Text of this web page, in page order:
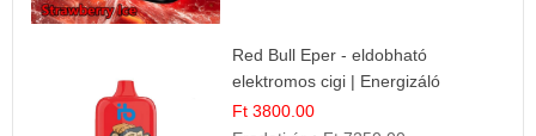
Red Bull Eper - eldobható
elektromos cigi | Energizáló
Gyümölcs Íz
Ft 3800.00